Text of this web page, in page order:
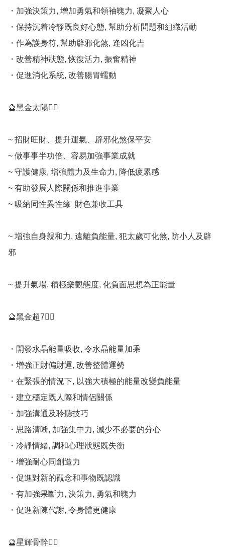
・加強決策力, 增加勇氣和領袖魄力, 凝聚人心
・保持沉着冷靜既良好心態, 幫助分析問題和組織活動
・作為護身符, 幫助辟邪化煞, 逢凶化吉
・改善精神狀態, 恢復活力, 振奮精神
・促進消化系統, 改善腸胃蠕動
🔮黑金太陽💁‍♀️
~ 招財旺財、提升運氣、辟邪化煞保平安
~ 做事事半功倍、容易加強事業成就
~ 守護健康, 增強體力及生命力, 降低疲累感
~ 有助發展人際關係和推進事業
~ 吸納同性異性緣  財色兼收工具
~ 增強自身親和力, 遠離負能量, 犯太歲可化煞, 防小人及辟
邪
~ 提升氣場, 積極樂觀態度, 化負面思想為正能量
🔮黑金超7💁‍♀️
・開發水晶能量吸收, 令水晶能量加乘
・增強正財偏財運, 改善整體運勢
・在緊張的情況下, 以強大積極的能量改變負能量
・建立穩定既人際和情侶關係
・加強溝通及聆聽技巧
・思路清晰, 加強集中力, 減少不必要的分心
・冷靜情緒, 調和心理狀態既失衡
・增強耐心同創造力
・促進對新的觀念和事物既認識
・有加強果斷力, 決策力, 勇氣和魄力
・促進新陳代謝, 令身體更健康
🔮星輝骨幹💁‍♀️